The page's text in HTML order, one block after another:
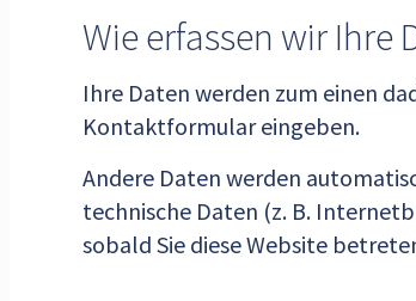
Wie erfassen wir Ihre
Ihre Daten werden zum einen
Kontaktformular eingeben.
Andere Daten werden
technische Daten (z. B.
sobald Sie diese Website